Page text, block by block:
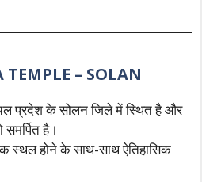
– SOLAN
प्रदेश के सोलन जिले में स्थित है और
है।
स्थल होने के साथ-साथ ऐतिहासिक